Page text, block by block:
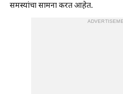
समस्यांचा सामना करत आहेत.